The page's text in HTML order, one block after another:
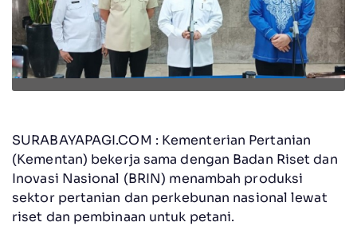
SURABAYAPAGI.COM : Kementerian Pertanian
(Kementan) bekerja sama dengan Badan Riset dan
Inovasi Nasional (BRIN) menambah produksi
sektor pertanian dan perkebunan nasional lewat
riset dan pembinaan untuk petani.